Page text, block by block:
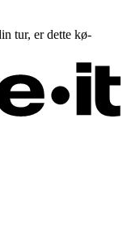
tur, er dette kø-